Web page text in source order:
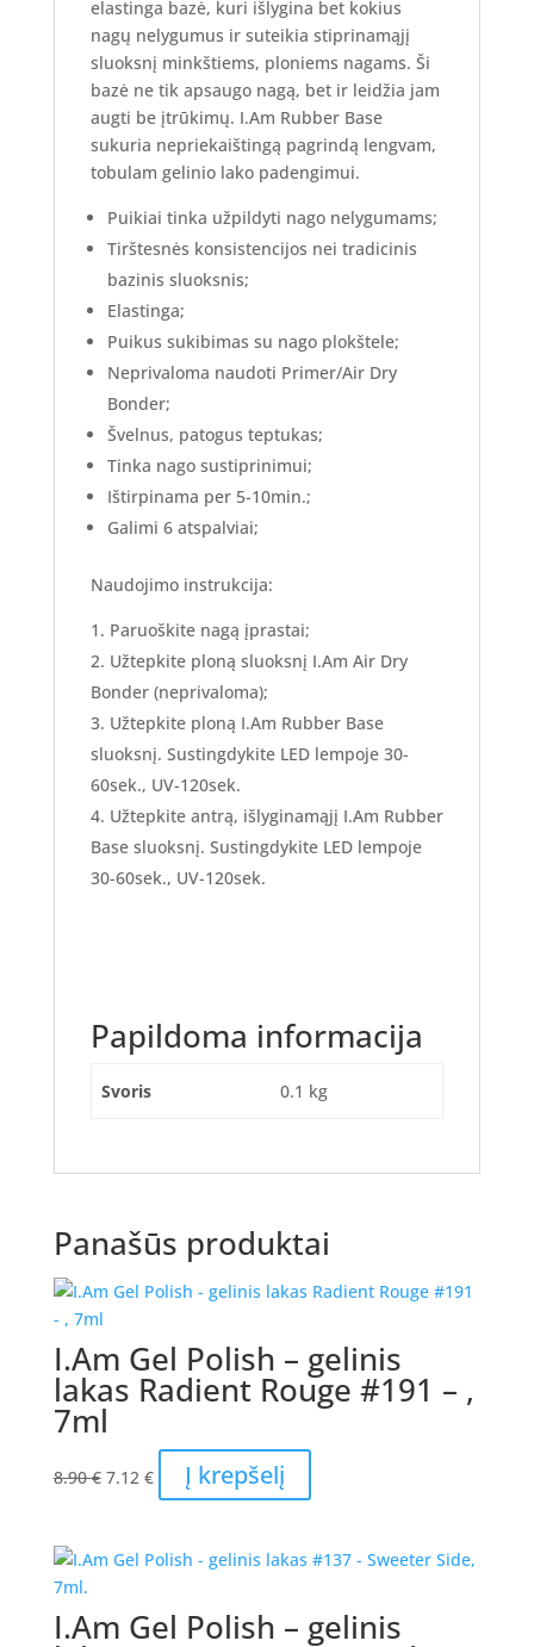
elastinga bazė, kuri išlygina bet kokius
nagų nelygumus ir suteikia stiprinamąjį
sluoksnį minkštiems, ploniems nagams. Ši
bazė ne tik apsaugo nagą, bet ir leidžia jam
augti be įtrūkimų. I.Am Rubber Base
sukuria nepriekaištingą pagrindą lengvam,
tobulam gelinio lako padengimui.
Puikiai tinka užpildyti nago nelygumams;
Tirštesnės konsistencijos nei tradicinis
bazinis sluoksnis;
Elastinga;
Puikus sukibimas su nago plokštele;
Neprivaloma naudoti Primer/Air Dry
Bonder;
Švelnus, patogus teptukas;
Tinka nago sustiprinimui;
Ištirpinama per 5-10min.;
Galimi 6 atspalviai;
Naudojimo instrukcija:
Paruoškite nagą įprastai;
Užtepkite ploną sluoksnį I.Am Air Dry
Bonder (neprivaloma);
Užtepkite ploną I.Am Rubber Base
sluoksnį. Sustingdykite LED lempoje 30-
60sek., UV-120sek.
Užtepkite antrą, išlyginamąjį I.Am Rubber
Base sluoksnį. Sustingdykite LED lempoje
30-60sek., UV-120sek.
Papildoma informacija
Svoris 0.1 kg
Panašūs produktai
I.Am Gel Polish – gelinis
lakas Radient Rouge #191 – ,
7ml
8.90€ Original
8.90 €.
7.12 €Current
price
7.12 €.
Į krepšelį
I.Am Gel Polish – gelinis